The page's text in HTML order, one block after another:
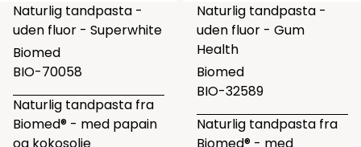
Naturlig tandpasta -
uden fluor - Superwhite
Biomed
BIO-70058
Naturlig tandpasta fra
Biomed® - med papain
og kokosolie
Naturlig tandpasta -
uden fluor - Gum
Health
Biomed
BIO-32589
Naturlig tandpasta fra
Biomed® - med